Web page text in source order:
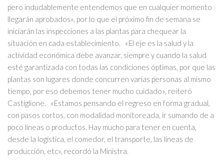
pero indudablemente entendemos que en cualquier momento
llegarán aprobados», por lo que el próximo fin de semana se
iniciarán las inspecciones a las plantas para chequear la
situación en cada establecimiento. «El eje es la salud y la
actividad económica debe avanzar, siempre y cuando la salud
esté garantizada con todas las condiciones óptimas, por que las
plantas son lugares donde concurren varias personas al mismo
tiempo, por eso debemos tener mucho cuidado», reiteró
Castiglione. «Estamos pensando el regreso en forma gradual,
con pasos cortos, con modalidad monitoreada, ir sumando de a
poco líneas o productos. Hay mucho para tener en cuenta,
desde la logística, el comedor, el transporte, las líneas de
producción, etc», recordó la Ministra.